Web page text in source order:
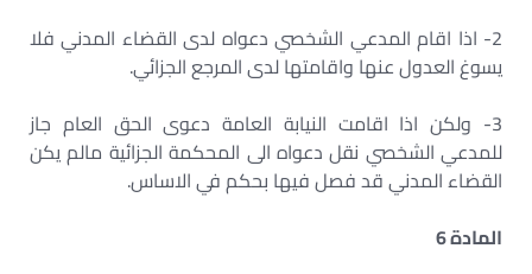
2- اذا اقام المدعي الشخصي دعواه لدى القضاء المدني فلا
يسوغ العدول عنها واقامتها لدى المرجع الجزائي.
3- ولكن اذا اقامت النيابة العامة دعوى الحق العام جاز
للمدعي الشخصي نقل دعواه الى المحكمة الجزائية مالم يكن
القضاء المدني قد فصل فيها بحكم في الاساس.
المادة 6